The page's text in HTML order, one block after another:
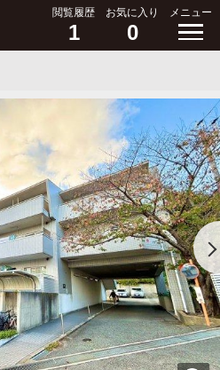
閲覧履歴
1
お気に入り
0
メニュー